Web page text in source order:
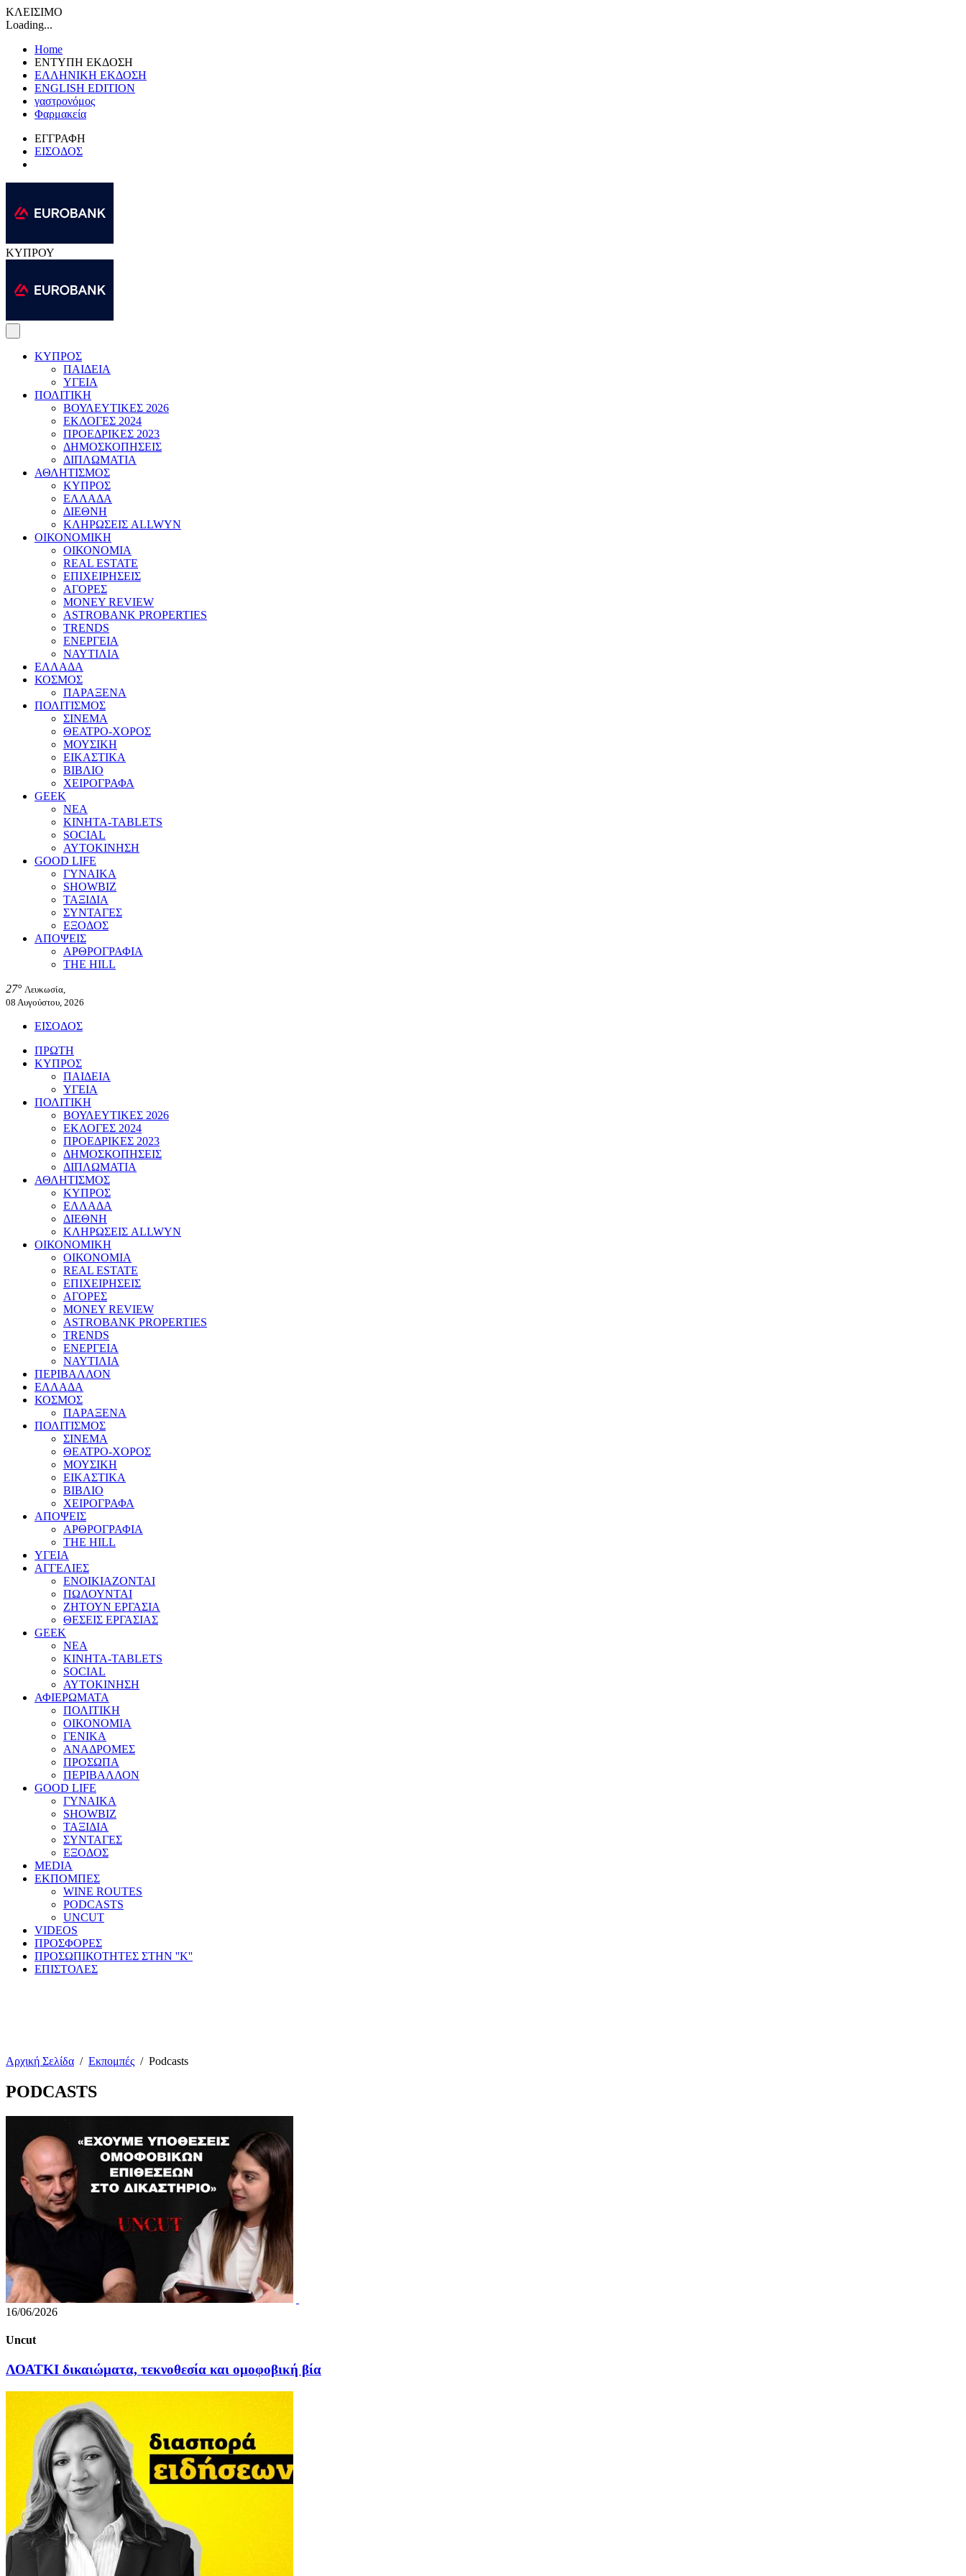
ΚΛΕΙΣΙΜΟ
Loading...
Home
ΕΝΤΥΠΗ ΕΚΔΟΣΗ
ΕΛΛΗΝΙΚΗ ΕΚΔΟΣΗ
ENGLISH EDITION
γαστρονόμος
Φαρμακεία
ΕΓΓΡΑΦΗ
ΕΙΣΟΔΟΣ
ΚΥΠΡΟΥ
ΚΥΠΡΟΣ
ΠΑΙΔΕΙΑ
ΥΓΕΙΑ
ΠΟΛΙΤΙΚΗ
ΒΟΥΛΕΥΤΙΚΕΣ 2026
ΕΚΛΟΓΕΣ 2024
ΠΡΟΕΔΡΙΚΕΣ 2023
ΔΗΜΟΣΚΟΠΗΣΕΙΣ
ΔΙΠΛΩΜΑΤΙΑ
ΑΘΛΗΤΙΣΜΟΣ
ΚΥΠΡΟΣ
ΕΛΛΑΔΑ
ΔΙΕΘΝΗ
ΚΛΗΡΩΣΕΙΣ ALLWYN
ΟΙΚΟΝΟΜΙΚΗ
ΟΙΚΟΝΟΜΙΑ
REAL ESTATE
ΕΠΙΧΕΙΡΗΣΕΙΣ
ΑΓΟΡΕΣ
MONEY REVIEW
ASTROBANK PROPERTIES
TRENDS
ΕΝΕΡΓΕΙΑ
ΝΑΥΤΙΛΙΑ
ΕΛΛΑΔΑ
ΚΟΣΜΟΣ
ΠΑΡΑΞΕΝΑ
ΠΟΛΙΤΙΣΜΟΣ
ΣΙΝΕΜΑ
ΘΕΑΤΡΟ-ΧΟΡΟΣ
ΜΟΥΣΙΚΗ
ΕΙΚΑΣΤΙΚΑ
ΒΙΒΛΙΟ
ΧΕΙΡΟΓΡΑΦΑ
GEEK
ΝΕΑ
ΚΙΝΗΤΑ-TABLETS
SOCIAL
ΑΥΤΟΚΙΝΗΣΗ
GOOD LIFE
ΓΥΝΑΙΚΑ
SHOWBIZ
ΤΑΞΙΔΙΑ
ΣΥΝΤΑΓΕΣ
ΕΞΟΔΟΣ
ΑΠΟΨΕΙΣ
ΑΡΘΡΟΓΡΑΦΙΑ
THE HILL
27° Λευκωσία,
08 Αυγούστου, 2026
ΕΙΣΟΔΟΣ
ΠΡΩΤΗ
ΚΥΠΡΟΣ
ΠΑΙΔΕΙΑ
ΥΓΕΙΑ
ΠΟΛΙΤΙΚΗ
ΒΟΥΛΕΥΤΙΚΕΣ 2026
ΕΚΛΟΓΕΣ 2024
ΠΡΟΕΔΡΙΚΕΣ 2023
ΔΗΜΟΣΚΟΠΗΣΕΙΣ
ΔΙΠΛΩΜΑΤΙΑ
ΑΘΛΗΤΙΣΜΟΣ
ΚΥΠΡΟΣ
ΕΛΛΑΔΑ
ΔΙΕΘΝΗ
ΚΛΗΡΩΣΕΙΣ ALLWYN
ΟΙΚΟΝΟΜΙΚΗ
ΟΙΚΟΝΟΜΙΑ
REAL ESTATE
ΕΠΙΧΕΙΡΗΣΕΙΣ
ΑΓΟΡΕΣ
MONEY REVIEW
ASTROBANK PROPERTIES
TRENDS
ΕΝΕΡΓΕΙΑ
ΝΑΥΤΙΛΙΑ
ΠΕΡΙΒΑΛΛΟΝ
ΕΛΛΑΔΑ
ΚΟΣΜΟΣ
ΠΑΡΑΞΕΝΑ
ΠΟΛΙΤΙΣΜΟΣ
ΣΙΝΕΜΑ
ΘΕΑΤΡΟ-ΧΟΡΟΣ
ΜΟΥΣΙΚΗ
ΕΙΚΑΣΤΙΚΑ
ΒΙΒΛΙΟ
ΧΕΙΡΟΓΡΑΦΑ
ΑΠΟΨΕΙΣ
ΑΡΘΡΟΓΡΑΦΙΑ
THE HILL
ΥΓΕΙΑ
ΑΓΓΕΛΙΕΣ
ΕΝΟΙΚΙΑΖΟΝΤΑΙ
ΠΩΛΟΥΝΤΑΙ
ΖΗΤΟΥΝ ΕΡΓΑΣΙΑ
ΘΕΣΕΙΣ ΕΡΓΑΣΙΑΣ
GEEK
ΝΕΑ
ΚΙΝΗΤΑ-TABLETS
SOCIAL
ΑΥΤΟΚΙΝΗΣΗ
ΑΦΙΕΡΩΜΑΤΑ
ΠΟΛΙΤΙΚΗ
ΟΙΚΟΝΟΜΙΑ
ΓΕΝΙΚΑ
ΑΝΑΔΡΟΜΕΣ
ΠΡΟΣΩΠΑ
ΠΕΡΙΒΑΛΛΟΝ
GOOD LIFE
ΓΥΝΑΙΚΑ
SHOWBIZ
ΤΑΞΙΔΙΑ
ΣΥΝΤΑΓΕΣ
ΕΞΟΔΟΣ
MEDIA
ΕΚΠΟΜΠΕΣ
WINE ROUTES
PODCASTS
UNCUT
VIDEOS
ΠΡΟΣΦΟΡΕΣ
ΠΡΟΣΩΠΙΚΟΤΗΤΕΣ ΣΤΗΝ ''Κ''
ΕΠΙΣΤΟΛΕΣ
Αρχική Σελίδα / Εκπομπές / Podcasts
PODCASTS
16/06/2026
Uncut
ΛΟΑΤΚΙ δικαιώματα, τεκνοθεσία και ομοφοβική βία